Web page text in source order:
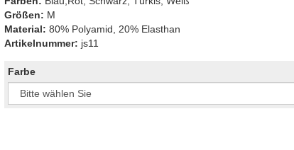
Größen: M
Material: 80% Polyamid, 20% Elasthan
Artikelnummer: js11
Farbe